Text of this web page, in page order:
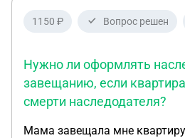
1150 ₽ Вопрос решен
Нужно ли оформлять
завещанию, если
смерти наследодателя?
Мама завещала мне